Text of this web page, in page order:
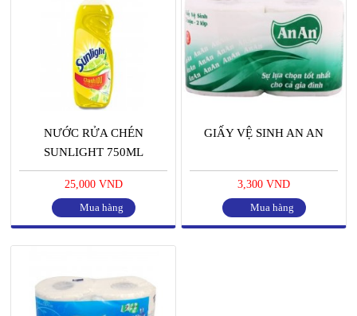
NƯỚC RỬA CHÉN
SUNLIGHT 750ML
25,000 VND
Mua hàng
GIẤY VỆ SINH AN AN
3,300 VND
Mua hàng